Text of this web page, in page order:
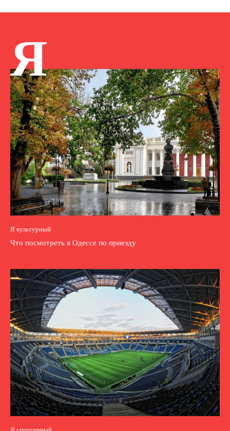
Я
Я культурный
Что посмотреть в Одессе по приезду